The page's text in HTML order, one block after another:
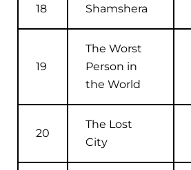
18 Shamshera
19
The Worst
Person in
the World
20
The Lost
City